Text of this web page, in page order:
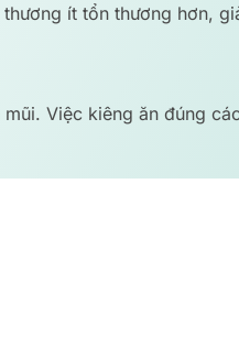
ít tổn thương hơn,
Việc kiêng ăn đúng